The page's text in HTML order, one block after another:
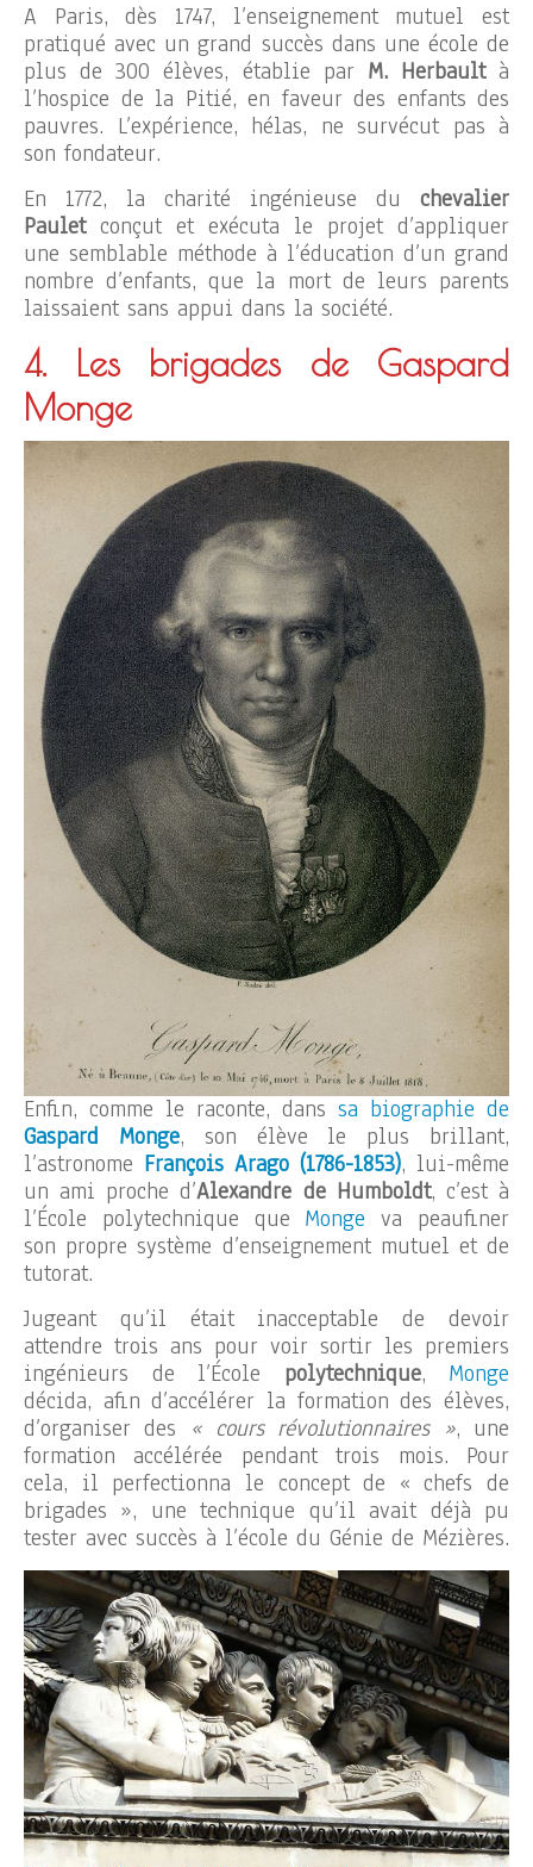
A Paris, dès 1747, l’enseignement mutuel est
pratiqué avec un grand succès dans une école de
plus de 300 élèves, établie par M. Herbaultà
l’hospice de la Pitié, en faveur des enfants des
pauvres. L’expérience, hélas, ne survécut pas à
son fondateur.
En 1772, la charité ingénieuse du chevalier
Pauletconçut et exécuta le projet d’appliquer
une semblable méthode à l’éducation d’un grand
nombre d’enfants, que la mort de leurs parents
laissaient sans appui dans la société.
4. Les brigades de Gaspard
Monge
Enfin, comme le raconte, dans sa biographie de
Gaspard Monge, son élève le plus brillant,
l’astronome François Arago (1786-1853), lui-même
un ami proche d’Alexandre de Humboldt, c’est à
l’École polytechnique que Monge va peaufiner
son propre système d’enseignement mutuel et de
tutorat.
Jugeant qu’il était inacceptable de devoir
attendre trois ans pour voir sortir les premiers
ingénieurs de l’École polytechnique, Monge
décida, afin d’accélérer la formation des élèves,
d’organiser des « cours révolutionnaires », une
formation accélérée pendant trois mois. Pour
cela, il perfectionna le concept de « chefs de
brigades », une technique qu’il avait déjà pu
tester avec succès à l’école du Génie de Mézières.